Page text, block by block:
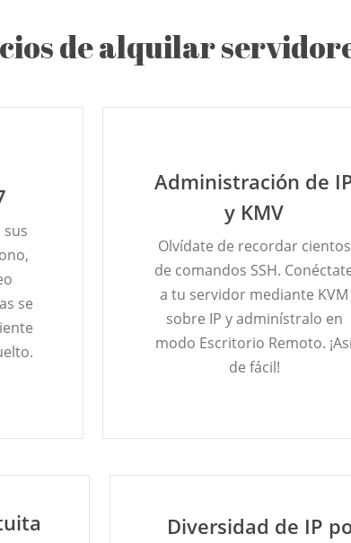
de alquilar
se
Administración de
y KMV
Olvídate de recordar cientos
de comandos SSH.
a tu servidor mediante KVM
sobre IP y adminístralo en
modo Escritorio Remoto.
de fácil!
Diversidad de IP